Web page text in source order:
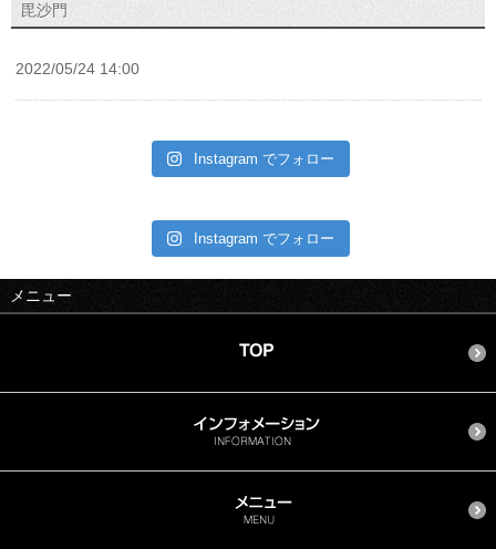
毘沙門
2022/05/24 14:00
Instagram でフォロー
Instagram でフォロー
メニュー